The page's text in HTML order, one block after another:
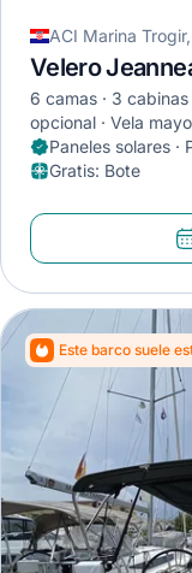
ACI Marina
Velero
6 camas 3 cabinas
opcional
Vela
Paneles solares ·
Gratis: Bote
Este barco suele